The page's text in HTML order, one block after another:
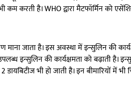
कम करती है। WHO द्वारा मैटफॉर्मिन को
जाता है। इस अवस्था में इन्सुलिन की
इन्सुलिन की कार्यक्षमता को बढ़ाती है।
भी हो जाती है। इन बीमारियों में